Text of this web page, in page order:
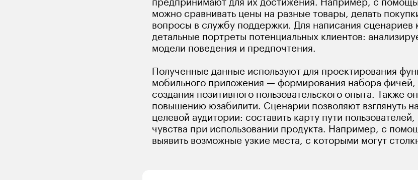
можно сравнивать цены на разные товары, делать
вопросы в службу поддержки. Для написания сценариев
детальные портреты потенциальных клиентов:
модели поведения и предпочтения.
Полученные данные используют для проектирования
мобильного приложения — формирования набора
создания позитивного пользовательского опыта. Также
повышению юзабилити. Сценарии позволяют взглянуть
целевой аудитории: составить карту пути
чувства при использовании продукта. Например, с
выявить возможные узкие места, с которыми могут